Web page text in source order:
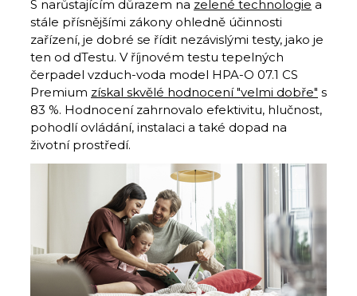
S narůstajícím důrazem na zelené technologie a
stále přísnějšími zákony ohledně účinnosti
zařízení, je dobré se řídit nezávislými testy, jako je
ten od dTestu. V říjnovém testu tepelných
čerpadel vzduch-voda model HPA-O 07.1 CS
Premium získal skvělé hodnocení "velmi dobře" s
83 %. Hodnocení zahrnovalo efektivitu, hlučnost,
pohodlí ovládání, instalaci a také dopad na
životní prostředí.